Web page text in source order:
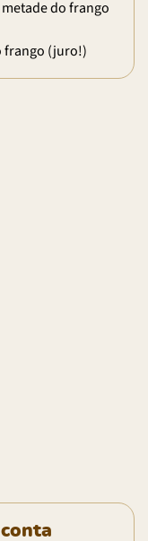
do frango
frango (juro!)